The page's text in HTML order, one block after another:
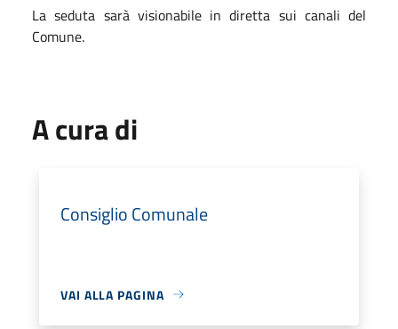
La seduta sarà visionabile in diretta sui canali del
Comune.
A cura di
Consiglio Comunale
VAI ALLA PAGINA